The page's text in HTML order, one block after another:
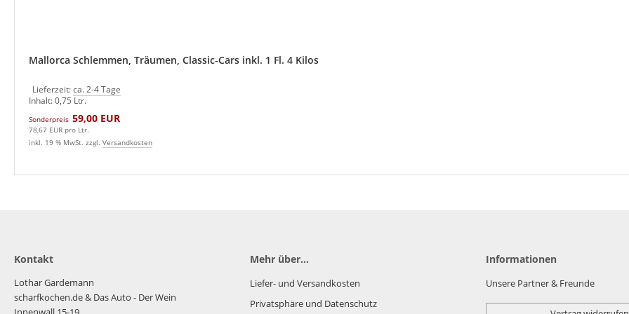
Mallorca Schlemmen, Träumen, Classic-Cars inkl. 1 Fl. 4 Kilos
Lieferzeit:ca. 2-4 Tage
Inhalt: 0,75 Ltr.
Sonderpreis 59,00 EUR
78,67 EUR pro Ltr.
inkl. 19 % MwSt. zzgl. Versandkosten
Kontakt
Lothar Gardemann
scharfkochen.de& Das Auto - Der Wein
Mehr über...
Liefer- und Versandkosten
Privatsphäre und Datenschutz
Informationen
Unsere Partner & Freunde